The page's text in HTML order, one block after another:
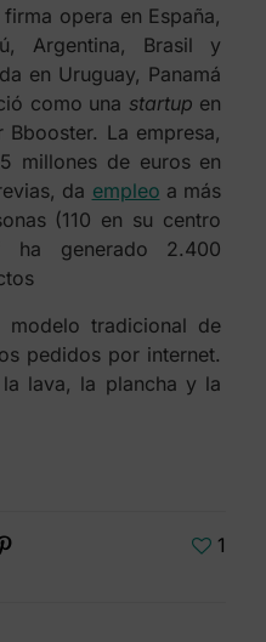
opera en España,
Argentina, Brasil y
en Uruguay, Panamá
como una startup en
La empresa,
millones de euros en
da empleo a más
(110 en su centro
ha generado 2.400
tradicional de
pedidos por internet.
lava, la plancha y la
1